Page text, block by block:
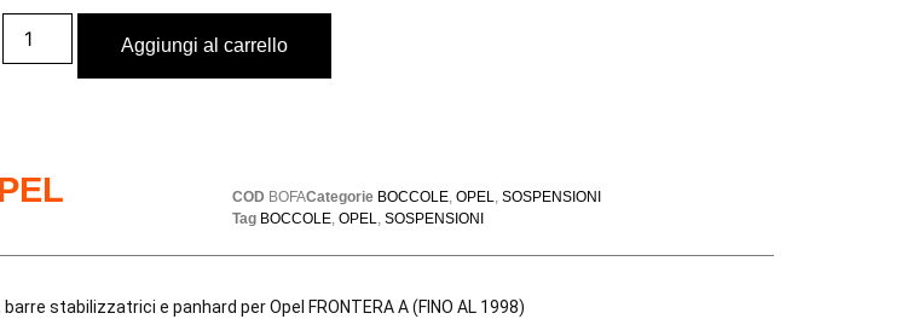
Aggiungi al carrello
COD BOFACategorie BOCCOLE,OPEL,SOSPENSIONI
Tag BOCCOLE,OPEL,SOSPENSIONI
stabilizzatrici e panhard per Opel FRONTERA A (FINO AL 1998)